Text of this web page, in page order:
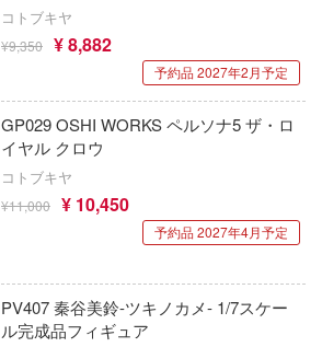
コトブキヤ
¥9,350 ¥ 8,882
予約品 2027年2月予定
GP029 OSHI WORKS ペルソナ5 ザ・ロ
イヤル クロウ
コトブキヤ
¥11,000 ¥ 10,450
予約品 2027年4月予定
PV407 秦谷美鈴-ツキノカメ- 1/7スケー
ル完成品フィギュア
SSSS.DYNAZENON/GRIDMAN
クラッシャージョウ
クレヨンしんちゃん
くまモン
黒子のバスケ
薬屋のひとりごと
攻殻機動隊
ゲッターロボ
インペリアルホビープロダクション(ビー
ーポレーション)
E-Model(プラッツ/童友社)
株式会社イクリエ
Eclipse Collectibles
イドラ(ビーバーコーポレーション)
E.Monster